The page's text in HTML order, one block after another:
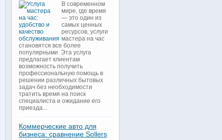
В современном
мире, где время
— это один из
самых ценных
ресурсов, услуги
мастера на час
становятся все более
популярными. Эта услуга
предлагает клиентам
возможность получить
профессиональную помощь в
решении различных бытовых
задач без необходимости
тратить время на поиск
специалиста и ожидание его
приезда...
Коммерческие авто для
бизнеса: сравнение Sollers